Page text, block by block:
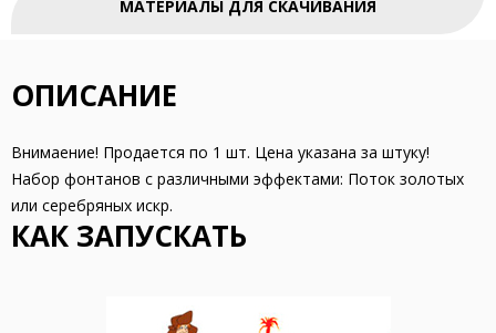
МАТЕРИАЛЫ ДЛЯ СКАЧИВАНИЯ
ОПИСАНИЕ
Внимаение! Продается по 1 шт. Цена указана за штуку!
Набор фонтанов с различными эффектами: Поток золотых
или серебряных искр.
КАК ЗАПУСКАТЬ